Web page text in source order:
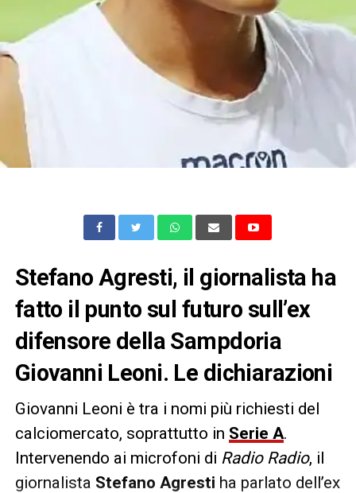
Stefano Agresti, il giornalista ha
fatto il punto sul futuro sull’ex
difensore della Sampdoria
Giovanni Leoni. Le dichiarazioni
Giovanni Leoni è tra i nomi più richiesti del
calciomercato, soprattutto in Serie A.
Intervenendo ai microfoni di Radio Radio, il
giornalista Stefano Agresti ha parlato dell’ex